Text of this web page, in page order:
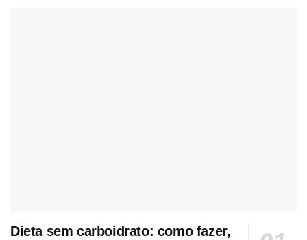
Dieta sem carboidrato: como fazer,